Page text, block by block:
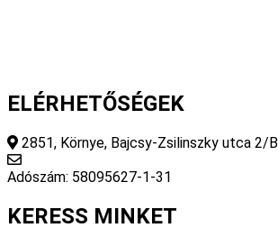
ELÉRHETŐSÉGEK
2851, Környe, Bajcsy-Zsilinszky utca 2/B
Adószám: 58095627-1-31
KERESS MINKET